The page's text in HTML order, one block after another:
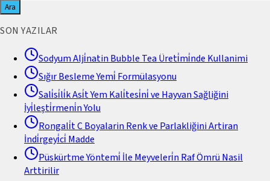
Ara
SON YAZILAR
Sodyum Alji̇natin Bubble Tea Üreti̇mi̇nde Kullanimi
Sığır Besleme Yemi̇ Formülasyonu
Sali̇si̇li̇k Asi̇t Yem Kali̇tesi̇ni̇ ve Hayvan Sağliğini
İyi̇leşti̇rmeni̇n Yolu
Rongali̇t C Boyalarin Renk ve Parlakliğini Artiran
İndi̇rgeyi̇ci̇ Madde
Püskürtme Yöntemi̇ İle Meyveleri̇n Raf Ömrü Nasil
Arttirilir